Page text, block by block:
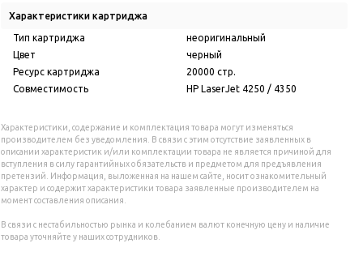
Характеристики картриджа
Тип картриджа
неоригинальный
Цвет
черный
Ресурс картриджа
20000 стр.
Совместимость
HP LaserJet 4250 / 4350
Характеристики, содержание и комплектация товара могут изменяться
производителем без уведомления. В связи с этим отсутствие заявленных в
описании характеристик и/или комплектации товара не является причиной для
вступления в силу гарантийных обязательств и предметом для предъявления
претензий. Информация, выложенная на нашем сайте, носит ознакомительный
характер и содержит характеристики товара заявленные производителем на
момент составления описания.
В связи с нестабильностью рынка и колебанием валют конечную цену и наличие
товара уточняйте у наших сотрудников.